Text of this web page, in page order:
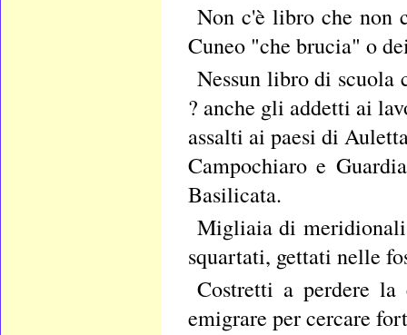
Non c'è libro che non
Cuneo "che brucia" o
Nessun libro di scuola
? anche gli addetti ai
assalti ai paesi di
Campochiaro e
Basilicata.
Migliaia di
squartati, gettati nelle
Costretti a perdere
emigrare per cercare